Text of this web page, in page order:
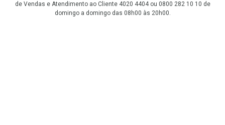
de Vendas e Atendimento ao Cliente 4020 4404 ou 0800 282 10 10 de
domingo a domingo das 08h00 às 20h00.